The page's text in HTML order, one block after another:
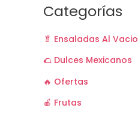
a
p
o
Categorías
🥬 Ensaladas Al Vacio
🌮 Dulces Mexicanos
🔥 Ofertas
🍎 Frutas